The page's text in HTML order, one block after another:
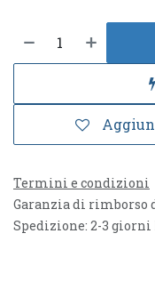
Termini e condizioni
Garanzia di rimborso
Spedizione: 2-3